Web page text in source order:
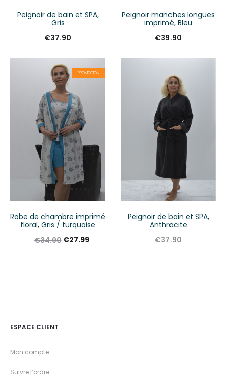
Peignoir de bain et SPA,
Gris
€37.90
Peignoir manches longues
imprimé, Bleu
€39.90
PROMOTION
Robe de chambre imprimé
floral, Gris / turquoise
€34.90 €27.99
Peignoir de bain et SPA,
Anthracite
€37.90
ESPACE CLIENT
Mon compte
Suivre l’ordre